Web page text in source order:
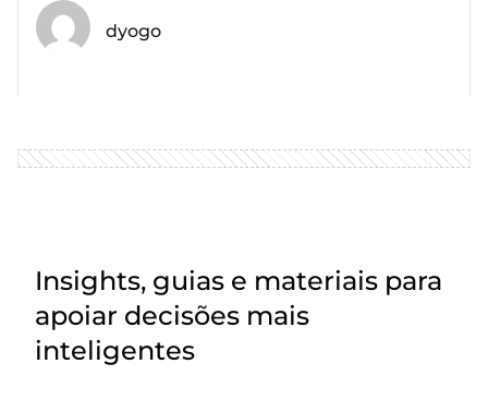
dyogo
Insights, guias e materiais para
apoiar decisões mais
inteligentes